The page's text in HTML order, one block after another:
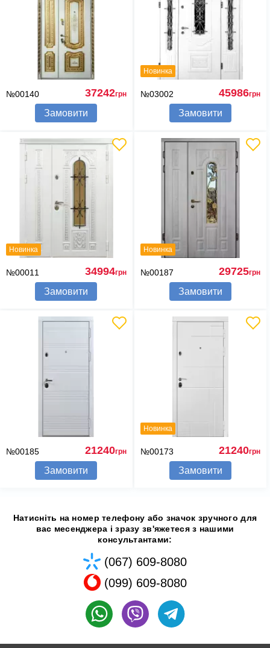
№00140 37242грн
Замовити
Новинка
№03002 45986грн
Замовити
Новинка
№00011 34994грн
Замовити
Новинка
№00187 29725грн
Замовити
№00185 21240грн
Замовити
Новинка
№00173 21240грн
Замовити
Натисніть на номер телефону або значок зручного для
вас месенджера і зразу зв'яжетеся з нашими
консультантами:
(067) 609-8080
(099) 609-8080